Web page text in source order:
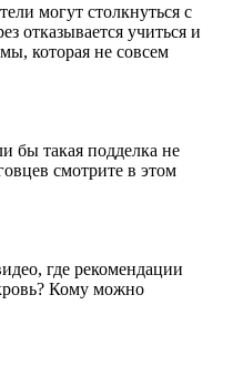
могут столкнуться с
отказывается учиться и
которая не совсем
бы такая подделка не
смотрите в этом
где рекомендации
Кому можно